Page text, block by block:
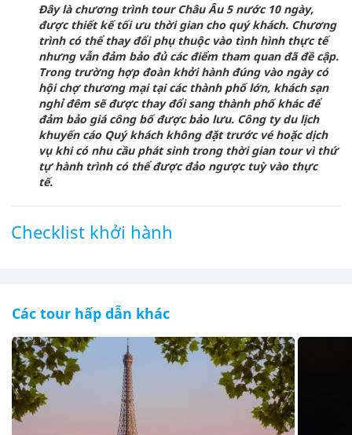
Đây là chương trình tour Châu Âu 5 nước 10 ngày,
được thiết kế tối ưu thời gian cho quý khách. Chương
trình có thể thay đổi phụ thuộc vào tình hình thực tế
nhưng vẫn đảm bảo đủ các điểm tham quan đã đề cập.
Trong trường hợp đoàn khởi hành đúng vào ngày có
hội chợ thương mại tại các thành phố lớn, khách sạn
nghỉ đêm sẽ được thay đổi sang thành phố khác để
đảm bảo giá công bố được bảo lưu. Công ty du lịch
khuyến cáo Quý khách không đặt trước vé hoặc dịch
vụ khi có nhu cầu phát sinh trong thời gian tour vì thứ
tự hành trình có thể được đảo ngược tuỳ vào thực
tế.
Checklist khởi hành
Các tour hấp dẫn khác